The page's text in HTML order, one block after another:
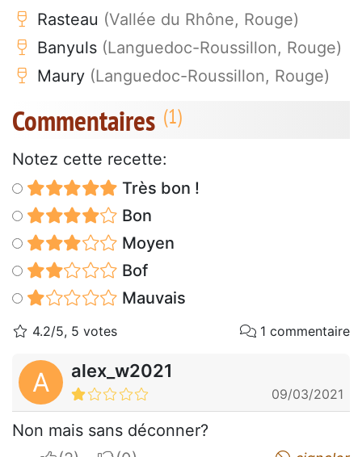
Rasteau (Vallée du Rhône, Rouge)
Banyuls (Languedoc-Roussillon, Rouge)
Maury (Languedoc-Roussillon, Rouge)
Commentaires
Notez cette recette:
Très bon !
Bon
Moyen
Bof
Mauvais
4.2/5, 5 votes 1 commentaire
A alex_w2021
09/03/2021
Non mais sans déconner?